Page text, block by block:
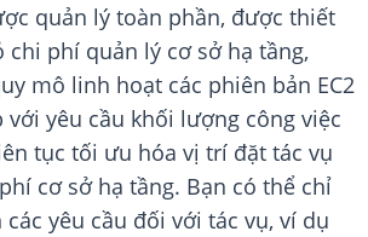
quản lý toàn phần, được thiết
chi phí quản lý cơ sở hạ tầng,
mô linh hoạt các phiên bản EC2
với yêu cầu khối lượng công việc
tục tối ưu hóa vị trí đặt tác vụ
cơ sở hạ tầng. Bạn có thể chỉ
các yêu cầu đối với tác vụ, ví dụ